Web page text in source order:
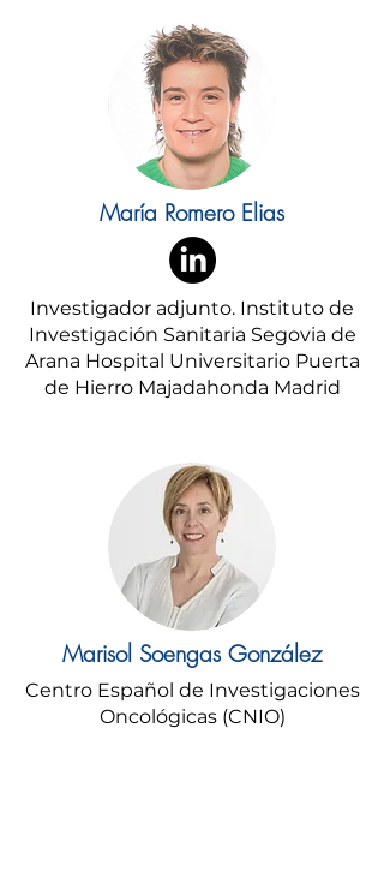
María Romero Elias
Investigador adjunto. Instituto de
Investigación Sanitaria Segovia de
Arana Hospital Universitario Puerta
de Hierro Majadahonda Madrid
Marisol Soengas González
Centro Español de Investigaciones
Oncológicas (CNIO)